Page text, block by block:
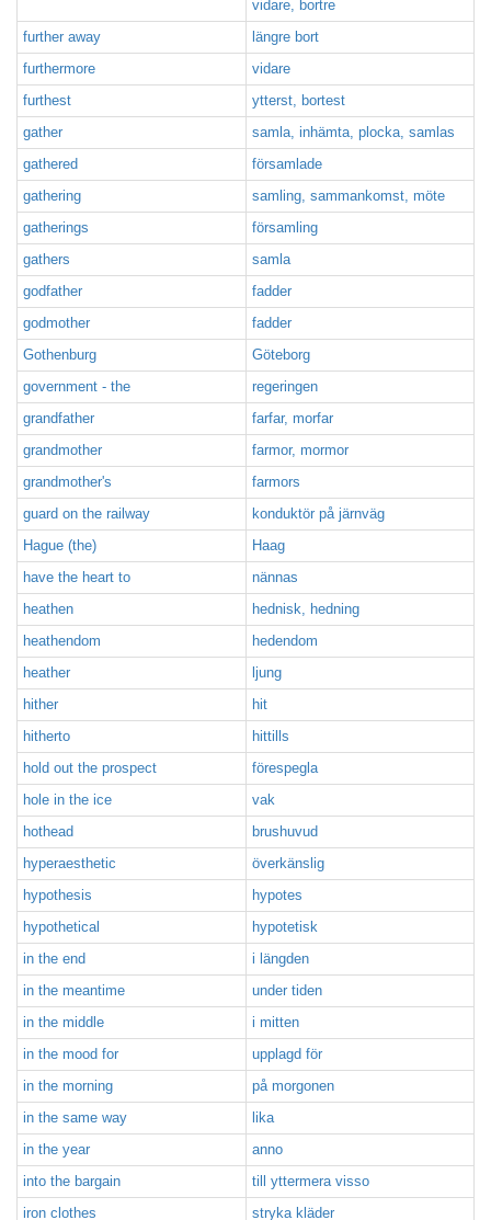
vidare, bortre
further away
längre bort
furthermore
vidare
furthest
ytterst, bortest
gather
samla, inhämta, plocka, samlas
gathered
församlade
gathering
samling, sammankomst, möte
gatherings
församling
gathers
samla
godfather
fadder
godmother
fadder
Gothenburg
Göteborg
government - the
regeringen
grandfather
farfar, morfar
grandmother
farmor, mormor
grandmother's
farmors
guard on the railway
konduktör på järnväg
Hague (the)
Haag
have the heart to
nännas
heathen
hednisk, hedning
heathendom
hedendom
heather
ljung
hither
hit
hitherto
hittills
hold out the prospect
förespegla
hole in the ice
vak
hothead
brushuvud
hyperaesthetic
överkänslig
hypothesis
hypotes
hypothetical
hypotetisk
in the end
i längden
in the meantime
under tiden
in the middle
i mitten
in the mood for
upplagd för
in the morning
på morgonen
in the same way
lika
in the year
anno
into the bargain
till yttermera visso
iron clothes
stryka kläder